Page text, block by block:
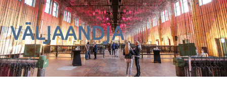
VÄLJAANDJA